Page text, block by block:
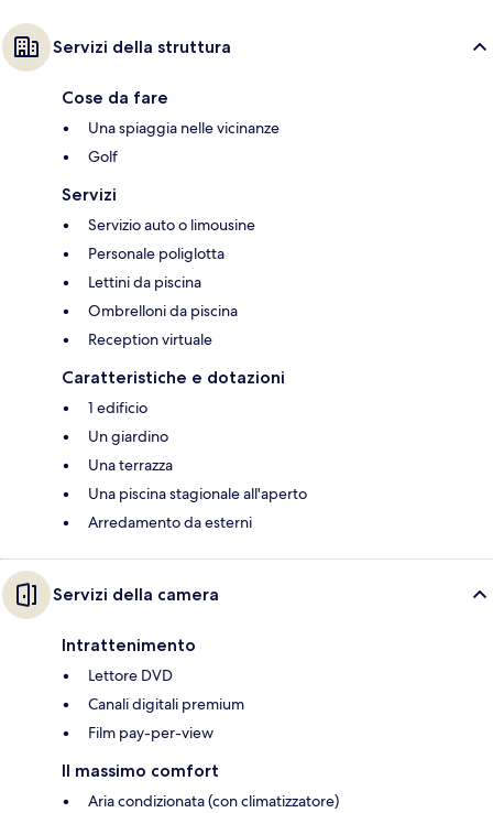
Servizi della struttura
Cose da fare
Una spiaggia nelle vicinanze
Golf
Servizi
Servizio auto o limousine
Personale poliglotta
Lettini da piscina
Ombrelloni da piscina
Reception virtuale
Caratteristiche e dotazioni
1 edificio
Un giardino
Una terrazza
Una piscina stagionale all'aperto
Arredamento da esterni
Servizi della camera
Intrattenimento
Lettore DVD
Canali digitali premium
Film pay-per-view
Il massimo comfort
Aria condizionata (con climatizzatore)